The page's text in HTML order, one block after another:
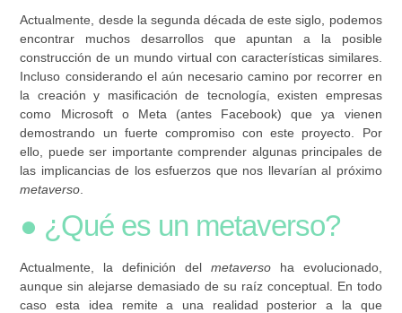
Actualmente, desde la segunda década de este siglo, podemos
encontrar muchos desarrollos que apuntan a la posible
construcción de un mundo virtual con características similares.
Incluso considerando el aún necesario camino por recorrer en
la creación y masificación de tecnología, existen empresas
como Microsoft o Meta (antes Facebook) que ya vienen
demostrando un fuerte compromiso con este proyecto. Por
ello, puede ser importante comprender algunas principales de
las implicancias de los esfuerzos que nos llevarían al próximo
metaverso
● ¿Qué es un metaverso?
Actualmente, la definición del metaversoha evolucionado,
aunque sin alejarse demasiado de su raíz conceptual. En todo
caso esta idea remite a una realidad posterior a la que